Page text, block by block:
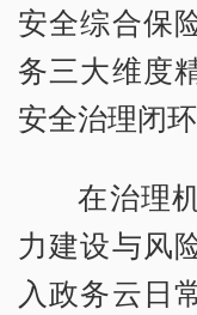
安全综合保
务三大维度
安全治理闭环
在治理
力建设与风
入政务云日